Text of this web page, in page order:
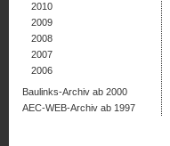
2010
2009
2008
2007
2006
Baulinks-Archiv ab 2000
AEC-WEB-Archiv ab 1997